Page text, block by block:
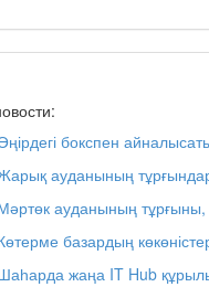
Maslihat LIVE
Отчётная встреча
қаласы әкімінің
REGION 04
бокспен
ауданының
ауданының
базардың
жаңа IT Hub